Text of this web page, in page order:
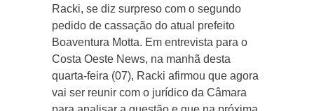
Racki, se diz surpreso com o segundo
pedido de cassação do atual prefeito
Boaventura Motta. Em entrevista para o
Costa Oeste News, na manhã desta
quarta-feira (07), Racki afirmou que agora
vai ser reunir com o jurídico da Câmara